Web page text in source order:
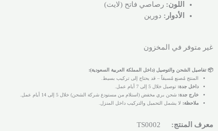
اللون: رصاصي فاتح (لايت)
الأدوار: دورين
غير متوفر في المخزون
📦 تفاصيل الشحن والتوصيل (داخل المملكة العربية السعودية):
المنتج مُصنع مُسبقاً – قد يحتاج إلى تركيب بسيط.
داخل جدة: توصيل خلال 5 إلى 7 أيام عمل.
خارج جدة: شحن بري مخفض (استلام من مستودع شركة الشحن) خلال 5 إلى 14 أيام عمل.
ملاحظة: لا يشمل التحميل والتركيب داخل المنزل.
معرف المنتج:
TS0002